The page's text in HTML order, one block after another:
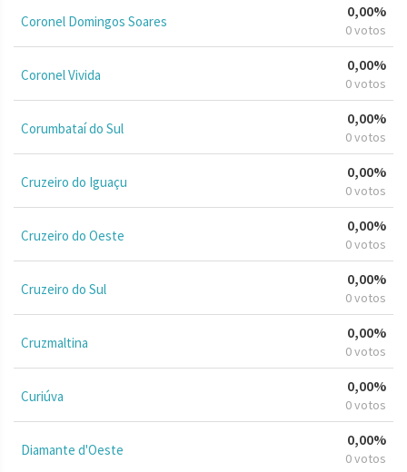
Coronel Domingos Soares
0,00%
0 votos
Coronel Vivida
0,00%
0 votos
Corumbataí do Sul
0,00%
0 votos
Cruzeiro do Iguaçu
0,00%
0 votos
Cruzeiro do Oeste
0,00%
0 votos
Cruzeiro do Sul
0,00%
0 votos
Cruzmaltina
0,00%
0 votos
Curiúva
0,00%
0 votos
Diamante d'Oeste
0,00%
0 votos